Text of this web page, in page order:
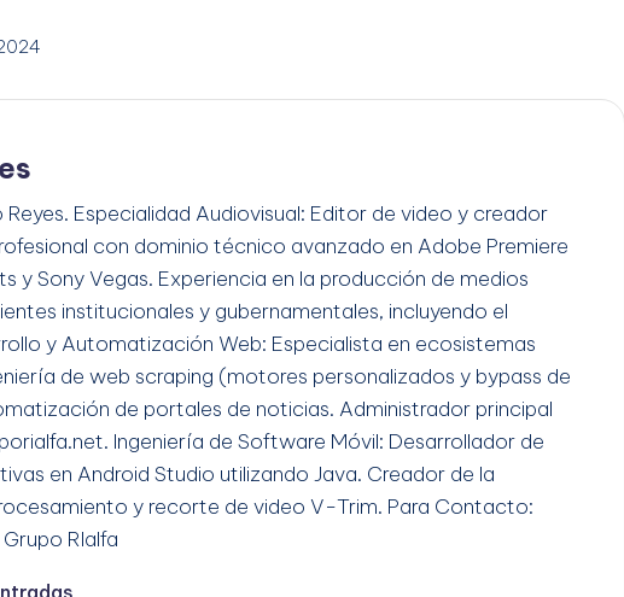
Reyes. Especialidad Audiovisual: Editor de video y creador
con dominio técnico avanzado en Adobe Premiere
y Sony Vegas. Experiencia en la producción de medios
institucionales y gubernamentales, incluyendo el
y Automatización Web: Especialista en ecosistemas
de web scraping (motores personalizados y bypass de
de portales de noticias. Administrador principal
Ingeniería de Software Móvil: Desarrollador de
en Android Studio utilizando Java. Creador de la
y recorte de video V-Trim. Para Contacto:
RIalfa